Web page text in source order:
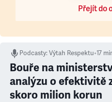
Přejít do
Podcasty:Výtah Respektu•17
Bouře na
analýzu o efektivitě
skoro milion korun